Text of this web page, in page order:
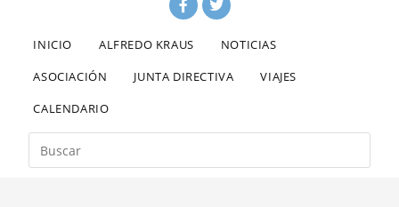
INICIO ALFREDO KRAUS
NOTICIAS
ASOCIACIÓN
JUNTA DIRECTIVA
VIAJES
CALENDARIO